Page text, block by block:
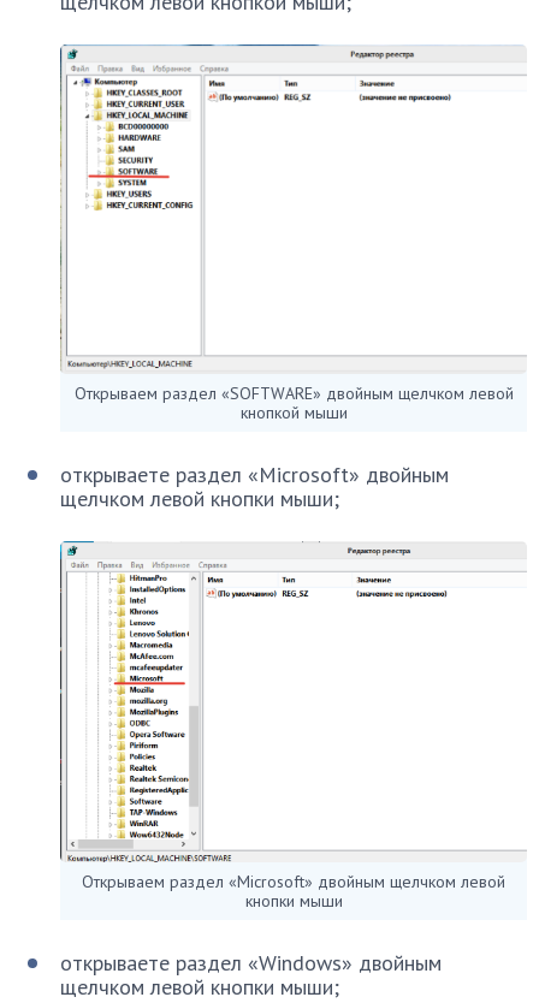
Открываем раздел «SOFTWARE» двойным щелчком левой
кнопкой мыши
открываете раздел «Microsoft» двойным
щелчком левой кнопки мыши;
Открываем раздел «Microsoft» двойным щелчком левой
кнопки мыши
открываете раздел «Windows» двойным
щелчком левой кнопки мыши;